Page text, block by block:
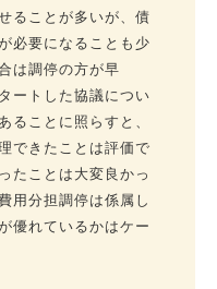
ることが多いが、債
必要になることも少
は調停の方が早
ートした協議につい
ることに照らすと、
できたことは評価で
たことは大変良かっ
用分担調停は係属し
優れているかはケー